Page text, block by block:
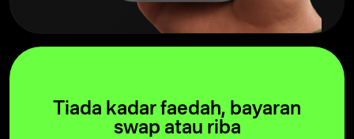
Tiada kadar faedah, bayaran
swap atau riba